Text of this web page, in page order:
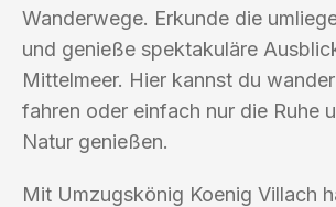
Wanderwege. Erkunde die
und genieße spektakuläre
Mittelmeer. Hier kannst du
fahren oder einfach nur die Ruhe
Natur genießen.
Mit Umzugskönig Koenig Villach